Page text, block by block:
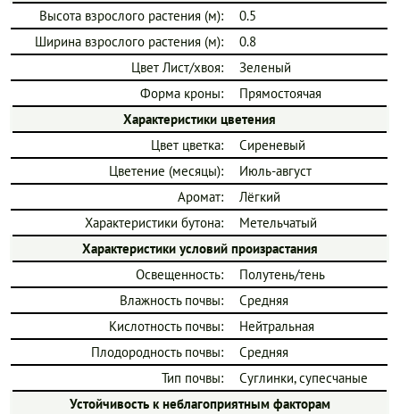
Высота взрослого растения (м):
0.5
Ширина взрослого растения (м):
0.8
Цвет Лист/хвоя:
Зеленый
Форма кроны:
Прямостоячая
Характеристики цветения
Цвет цветка:
Сиреневый
Цветение (месяцы):
Июль-август
Аромат:
Лёгкий
Характеристики бутона:
Метельчатый
Характеристики условий произрастания
Освещенность:
Полутень/тень
Влажность почвы:
Средняя
Кислотность почвы:
Нейтральная
Плодородность почвы:
Средняя
Тип почвы:
Суглинки, супесчаные
Устойчивость к неблагоприятным факторам